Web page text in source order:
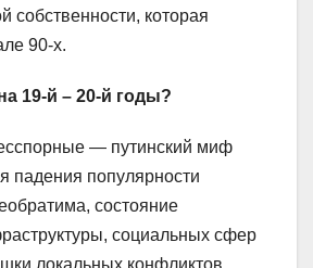
собственности, которая
90-х.
19-й – 20-й годы?
— путинский миф
падения популярности
состояние
социальных сфер
локальных конфликтов